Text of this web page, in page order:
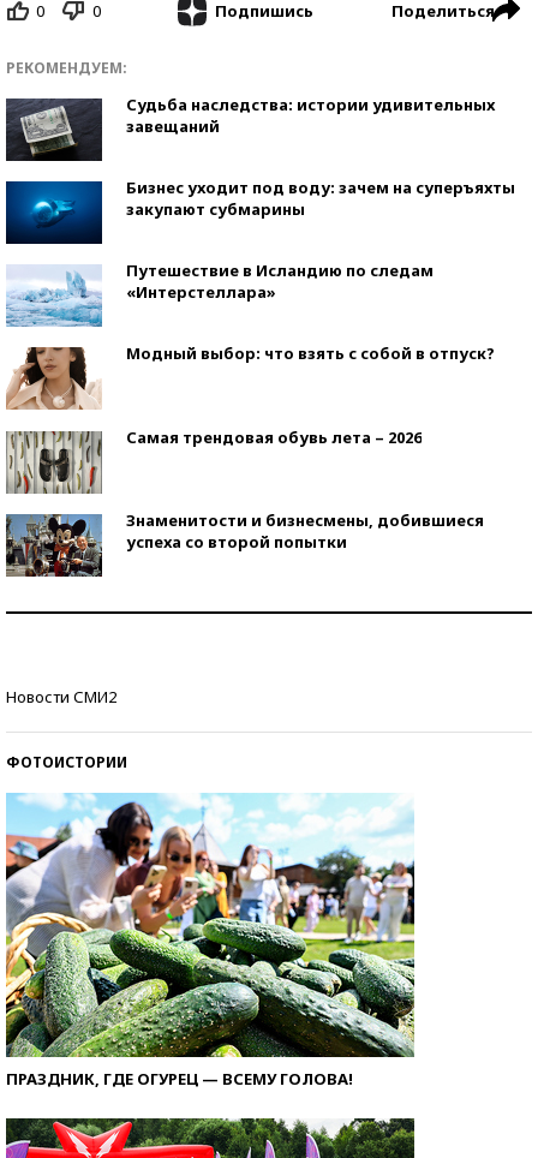
0 0 Подпишись Поделиться
РЕКОМЕНДУЕМ:
Судьба наследства: истории удивительных
завещаний
Бизнес уходит под воду: зачем на суперъяхты
закупают субмарины
Путешествие в Исландию по следам
«Интерстеллара»
Модный выбор: что взять с собой в отпуск?
Самая трендовая обувь лета – 2026
Знаменитости и бизнесмены, добившиеся
успеха со второй попытки
Новости СМИ2
ФОТОИСТОРИИ
ПРАЗДНИК, ГДЕ ОГУРЕЦ — ВСЕМУ ГОЛОВА!